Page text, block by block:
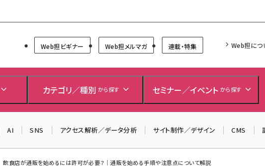
担当者Forum
Web担ビギナー Web担メルマガ 連載・特集 Web担につ
カテゴリ／種別 から探す セミナー／イベント から探す
AI SNS アクセス解析／データ分析 サイト制作／デザイン CMS
飲食店が通販を始めるには許可が必要？｜通販を始める手順や注意点について解説
＼ 8月27日開催、申し込み受付中！ ／
2026」開催！
▼申し込みはこちらから▼